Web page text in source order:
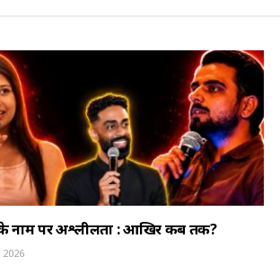
नाम पर अश्लीलता : आखिर कब तक?
2026